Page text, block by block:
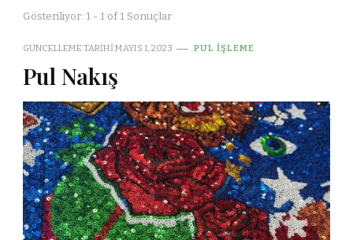
Gösteriliyor: 1 - 1 of 1 Sonuçlar
GÜNCELLEME TARIHIMAYIS 1, 2023 PUL İŞLEME
Pul Nakış